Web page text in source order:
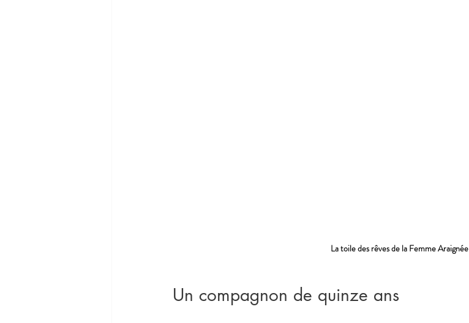
La toile des rêves de la Femme Araignée
Un compagnon de quinze ans